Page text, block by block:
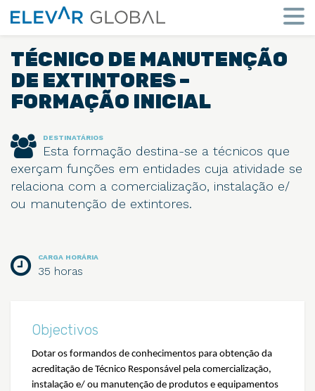
Elevar
Global
Mude
a
perspetiva
TÉCNICO DE MANUTENÇÃO
DE EXTINTORES –
FORMAÇÃO INICIAL
DESTINATÁRIOS
Esta formação destina-se a técnicos que
exerçam funções em entidades cuja atividade se
relaciona com a comercialização, instalação e/
ou manutenção de extintores.
CARGA HORÁRIA
35 horas
Objectivos
Dotar os formandos de conhecimentos para obtenção da
acreditação de Técnico Responsável pela comercialização,
instalação e/ ou manutenção de produtos e equipamentos